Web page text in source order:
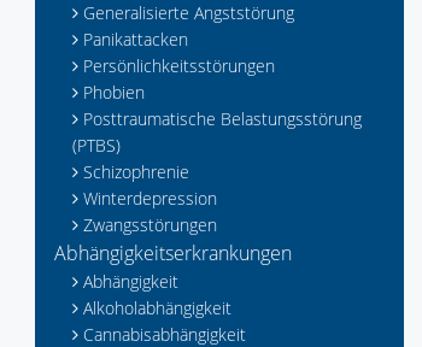
Generalisierte Angststörung
Panikattacken
Persönlichkeitsstörungen
Phobien
Posttraumatische Belastungsstörung
(PTBS)
Schizophrenie
Winterdepression
Zwangsstörungen
Abhängigkeitserkrankungen
Abhängigkeit
Alkoholabhängigkeit
Cannabisabhängigkeit